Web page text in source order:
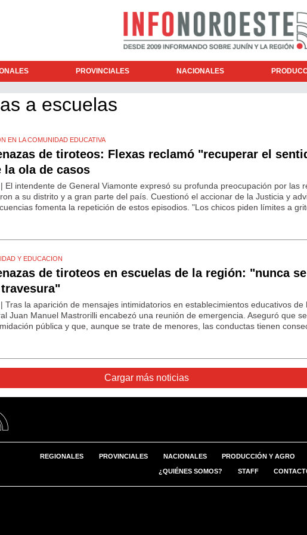
PROVINCIALES NACIONALES
a escuelas
EN LA COMUNIDAD EDUCATIVA
de tiroteos: Flexas reclamó "recuperar el
la ola de casos
| El intendente de General Viamonte expresó su profunda preocupación por las
a su distrito y a gran parte del país. Cuestionó el accionar de la Justicia y
fomenta la repetición de estos episodios. "Los chicos piden límites a
Y EDUCACION
de tiroteos en escuelas de la región: "nunca
| Tras la aparición de mensajes intimidatorios en establecimientos educativos de
Juan Manuel Mastrorilli encabezó una reunión de emergencia. Aseguró que
pública y que, aunque se trate de menores, las conductas tienen
Cargar más noticias
REGIONALES PROVINCIALES NACIONALES PRODUCCIÓN Y AGRO
¿QUIÉNES SOMOS? STAFF